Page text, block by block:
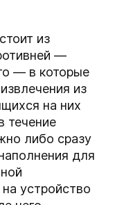
из
—
— в которые
из
на них
течение
либо сразу
для
устройство